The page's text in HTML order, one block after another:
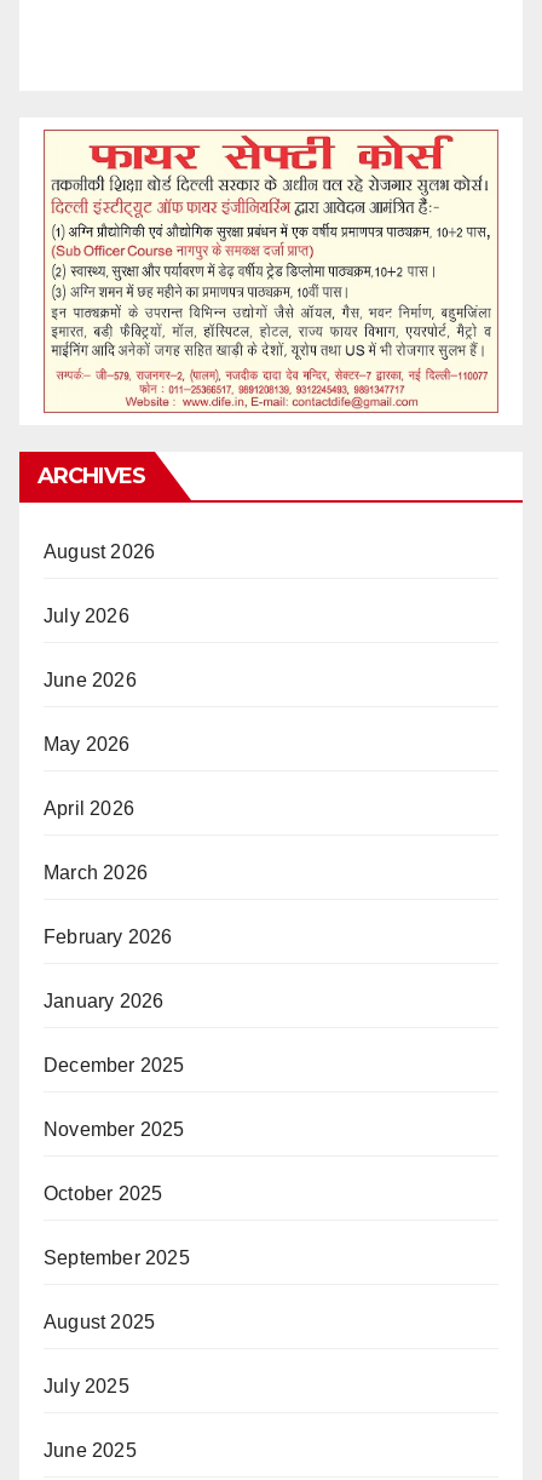
ARCHIVES
August 2026
July 2026
June 2026
May 2026
April 2026
March 2026
February 2026
January 2026
December 2025
November 2025
October 2025
September 2025
August 2025
July 2025
June 2025